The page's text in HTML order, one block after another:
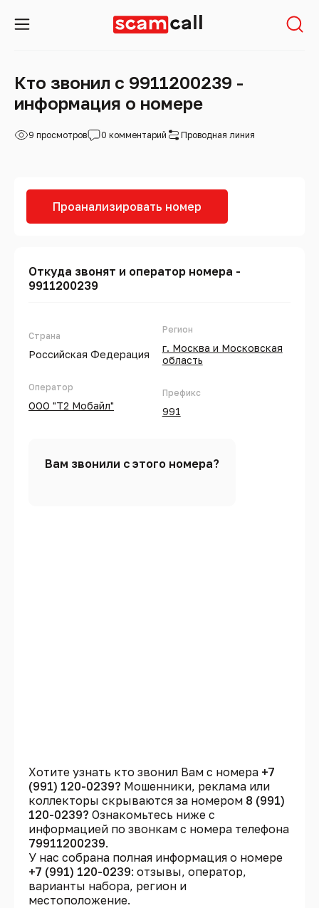
Кто звонил с 9911200239 -
информация о номере
9 просмотров 0 комментарий Проводная линия
Проанализировать номер
Откуда звонят и оператор номера -
9911200239
Страна
Российская Федерация
Оператор
ООО "Т2 Мобайл"
Регион
г. Москва и Московская
область
Префикс
991
Вам звонили с этого номера?
Хотите узнать кто звонил Вам с номера +7
(991) 120-0239? Мошенники, реклама или
коллекторы скрываются за номером 8 (991)
120-0239? Ознакомьтесь ниже с
информацией по звонкам с номера телефона
79911200239.
У нас собрана полная информация о номере
+7 (991) 120-0239: отзывы, оператор,
варианты набора, регион и
местоположение.